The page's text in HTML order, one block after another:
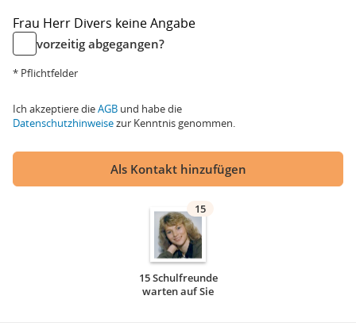
Frau Herr Divers keine Angabe
vorzeitig abgegangen?
* Pflichtfelder
Ich akzeptiere dieAGB und habe die
Datenschutzhinweisezur Kenntnis genommen.
Als Kontakt hinzufügen
15
15 Schulfreunde
warten auf Sie